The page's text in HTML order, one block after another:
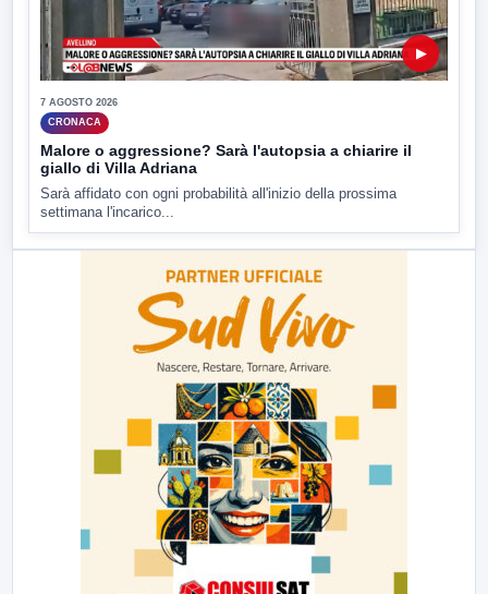
▶
7 AGOSTO 2026
CRONACA
Malore o aggressione? Sarà l'autopsia a chiarire il
giallo di Villa Adriana
Sarà affidato con ogni probabilità all'inizio della prossima
settimana l'incarico...